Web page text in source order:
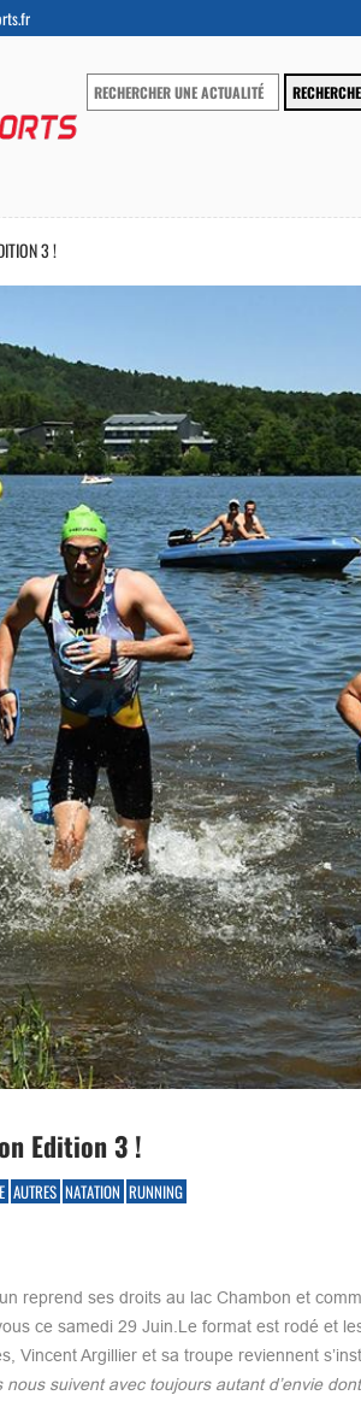
3 !
Edition 3 !
AUTRES NATATION RUNNING
reprend ses droits au lac Chambon et
ce samedi 29 Juin.Le format est rodé et
Vincent Argillier et sa troupe reviennent
suivent avec toujours autant d’envie